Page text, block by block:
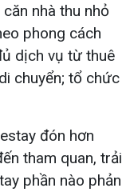
nhà thu nhỏ
phong cách
dịch vụ từ thuê
chuyển; tổ chức
đón hơn
tham quan, trải
phần nào phản